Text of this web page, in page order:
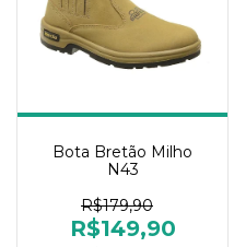
Bota Bretão Milho
N43
R$179,90
R$149,90